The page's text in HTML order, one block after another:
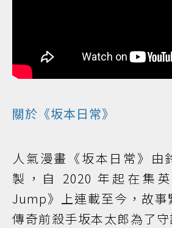
關於《坂本日常》
人氣漫畫《坂本日常》由
製，自 2020 年起在集
Jump》上連載至今，故事
傳奇前殺手坂本太郎為了